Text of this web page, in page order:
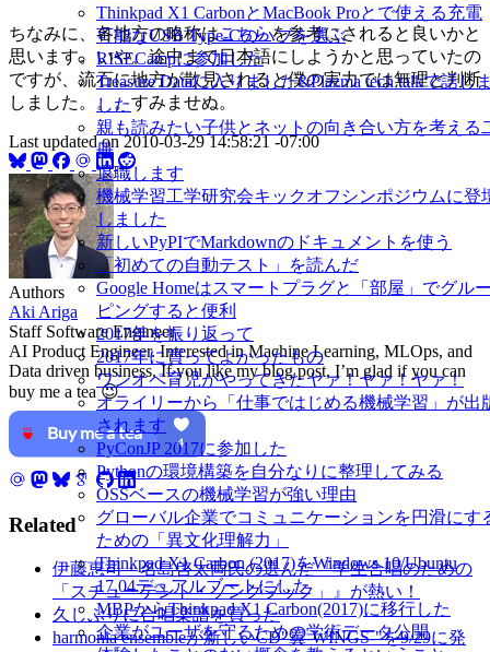
Thinkpad X1 CarbonとMacBook Proとで使える充電
可能なUSB Type-Cのハブを選ぶ
RISECampに参加した
Treasure Dataに入りました&Plazma tech talkで話し
した
親も読みたい子供とネットの向き合い方を考える
冊
退職します
機械学習工学研究会キックオフシンポジウムに登
しました
新しいPyPIでMarkdownのドキュメントを使う
「初めての自動テスト」を読んだ
Google Homeはスマートプラグと「部屋」でグル
ピングすると便利
2017年を振り返って
2017年に買ってよかったもの
ワンオペ育児がやってきたヤァ！ヤァ！ヤァ！
オライリーから「仕事ではじめる機械学習」が出
されます
PyConJP 2017に参加した
Pythonの環境構築を自分なりに整理してみる
OSSベースの機械学習が強い理由
グローバル企業でコミュニケーションを円滑にす
ための「異文化理解力」
Thinkpad X1 Carbon (2017)をWindows 10/Ubuntu
17.04デュアルブートにした
MBPからThinkpad X1 Carbon(2017)に移行した
企業がユーザを守るための学術データ公開
ちなみに、各地方の略称はこちらを参考にされると良いかと
思います。いや、途中まで日本語にしようかと思っていたの
ですが、流石に地方が散見されると僕の実力では無理と判断
しました。。。すみませぬ。
Last updated on2010-03-29 14:58:21 -07:00
Authors
Aki Ariga
Staff Software Engineer
AI Product Engineer. Interested in Machine Learning, MLOps, and
Data driven business. If you like my blog post, I’m glad if you can
buy me a tea 😉
Related
伊藤恵司・名島啓太両氏の選んだ『学生合唱のための
「スチューデント・ソングブック」』が熱い！
久しぶりに合唱楽譜を買った
harmonia ensembleが新しいCD"翼-WINGS-"を9/29に発